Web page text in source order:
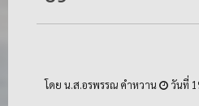
โดย น.ส.อรพรรณ คำหวาน วันที่